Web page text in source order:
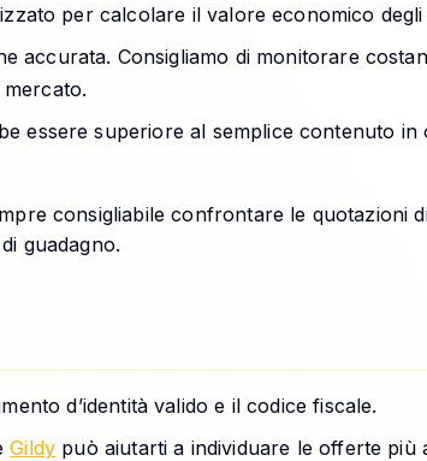
per calcolare il valore economico degli
accurata. Consigliamo di monitorare
essere superiore al semplice contenuto
consigliabile confrontare le quotazioni
guadagno.
d’identità valido e il codice fiscale.
Gildy può aiutarti a individuare le offerte più